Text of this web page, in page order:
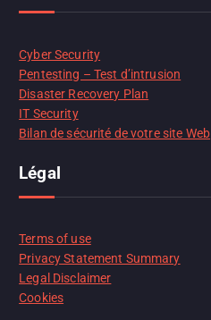
Cyber Security
Pentesting – Test d’intrusion
Disaster Recovery Plan
IT Security
Bilan de sécurité de votre site Web
Légal
Terms of use
Privacy Statement Summary
Legal Disclaimer
Cookies